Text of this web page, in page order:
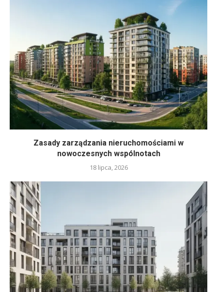
Zasady zarządzania nieruchomościami w
nowoczesnych wspólnotach
18 lipca, 2026